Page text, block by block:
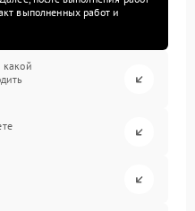
выполненных работ и
какой